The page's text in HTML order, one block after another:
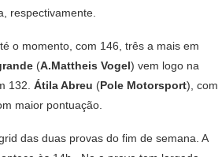
respectivamente.
o momento, com 146, três a mais em
(A.Mattheis Vogel) vem logo na
132. Átila Abreu (Pole Motorsport), com
maior pontuação.
das duas provas do fim de semana. A